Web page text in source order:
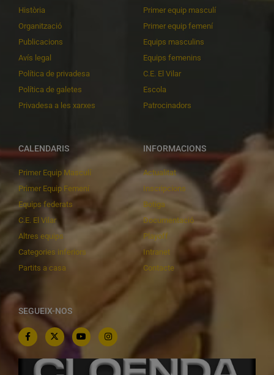
Història
Organització
Publicacions
Avís legal
Política de privadesa
Política de galetes
Privadesa a les xarxes
Primer equip masculí
Primer equip femení
Equips masculins
Equips femenins
C.E. El Vilar
Escola
Patrocinadors
CALENDARIS
Primer Equip Masculí
Primer Equip Femení
Equips federats
C.E. El Vilar
Altres equips
Categories inferiors
Partits a casa
INFORMACIONS
Actualitat
Inscripcions
Botiga
Documentació
Playoff
Intranet
Contacte
SEGUEIX-NOS